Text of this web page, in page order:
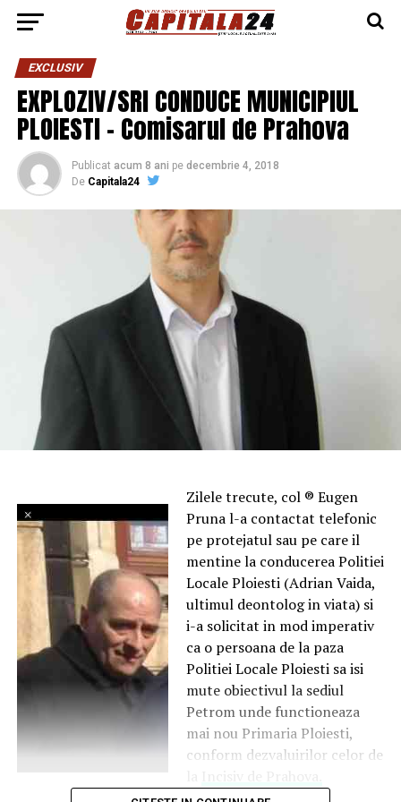
EXCLUSIV
EXPLOZIV/SRI CONDUCE MUNICIPIUL
PLOIESTI – Comisarul de Prahova
Publicat acum 8 ani pe decembrie 4, 2018
De Capitala24
Zilele trecute, col ® Eugen
Pruna l-a contactat telefonic
pe protejatul sau pe care il
mentine la conducerea Politiei
Locale Ploiesti (Adrian Vaida,
ultimul deontolog in viata) si
i-a solicitat in mod imperativ
ca o persoana de la paza
Politiei Locale Ploiesti sa isi
mute obiectivul la sediul
Petrom unde functioneaza
mai nou Primaria Ploiesti,
conform dezvaluirilor celor de